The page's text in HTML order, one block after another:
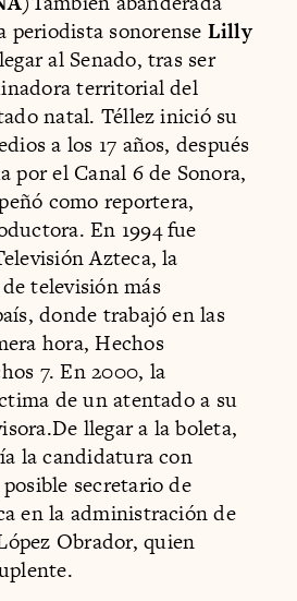
periodista sonorense Lilly
al Senado, tras ser
territorial del
natal. Téllez inició su
a los 17 años, después
por el Canal 6 de Sonora,
como reportera,
En 1994 fue
Azteca, la
televisión más
donde trabajó en las
hora, Hechos
7. En 2000, la
de un atentado a su
llegar a la boleta,
la candidatura con
secretario de
en la administración de
Obrador, quien